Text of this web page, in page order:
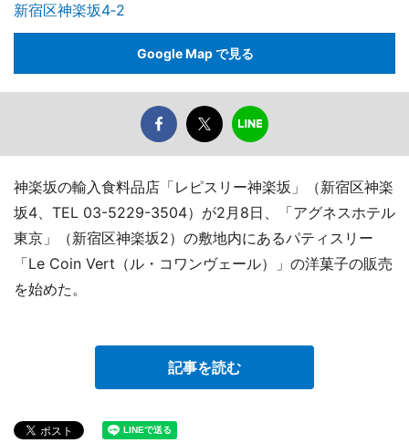
新宿区神楽坂4‐2
Google Map で見る
神楽坂の輸入食料品店「レピスリー神楽坂」（新宿区神楽
坂4、TEL 03-5229-3504）が2月8日、「アグネスホテル
東京」（新宿区神楽坂2）の敷地内にあるパティスリー
「Le Coin Vert（ル・コワンヴェール）」の洋菓子の販売
を始めた。
記事を読む